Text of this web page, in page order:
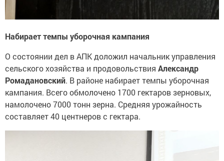
Набирает темпы уборочная кампания
О состоянии дел в АПК доложил начальник управления
сельского хозяйства и продовольствия Александр
Ромадановский. В районе набирает темпы уборочная
кампания. Всего обмолочено 1700 гектаров зерновых,
намолочено 7000 тонн зерна. Средняя урожайность
составляет 40 центнеров с гектара.